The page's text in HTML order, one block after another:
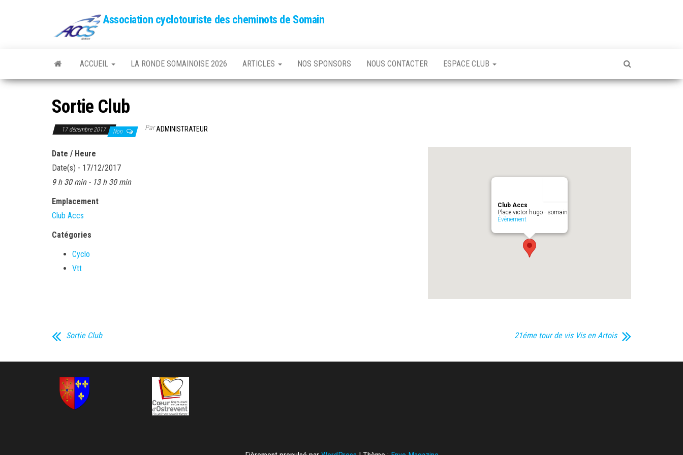
Association cyclotouriste des cheminots de Somain
ACCUEIL LA RONDE SOMAINOISE 2026 ARTICLES NOS SPONSORS NOUS CONTACTER ESPACE CLUB
Sortie Club
17 décembre 2017 Non ParADMINISTRATEUR
Club Accs
Place victor hugo - somain
Évènement
Date / Heure
Date(s) - 17/12/2017
9 h 30 min - 13 h 30 min
Emplacement
Club Accs
Catégories
Cyclo
Vtt
Sortie Club 21éme tour de vis Vis en Artois